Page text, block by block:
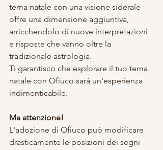
tema natale con una visione siderale
offre una dimensione aggiuntiva,
arricchendolo di nuove interpretazioni
e risposte che vanno oltre la
tradizionale astrologia.
Ti garantisco che esplorare il tuo tema
natale con Ofiuco sarà un'esperienza
indimenticabile.
Ma attenzione!
L'adozione di Ofiuco può modificare
drasticamente le posizioni dei segni